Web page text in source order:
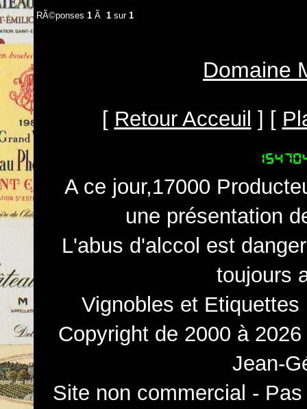
RÃ©ponses 1 Ã 1 sur 1
Domaine
[ Retour Acceuil ] [
A ce jour,17000
une présentation
L'abus d'alccol est
toujours
Vignobles et
Copyright de 2000 à
Jean-
Site non commercial -